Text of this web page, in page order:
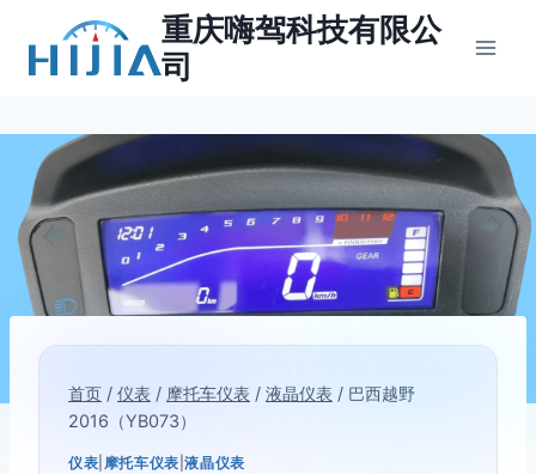
重庆嗨驾科技有限公
司
首页 / 仪表 / 摩托车仪表 / 液晶仪表 / 巴西越野
2016（YB073）
仪表 摩托车仪表 |液晶仪表